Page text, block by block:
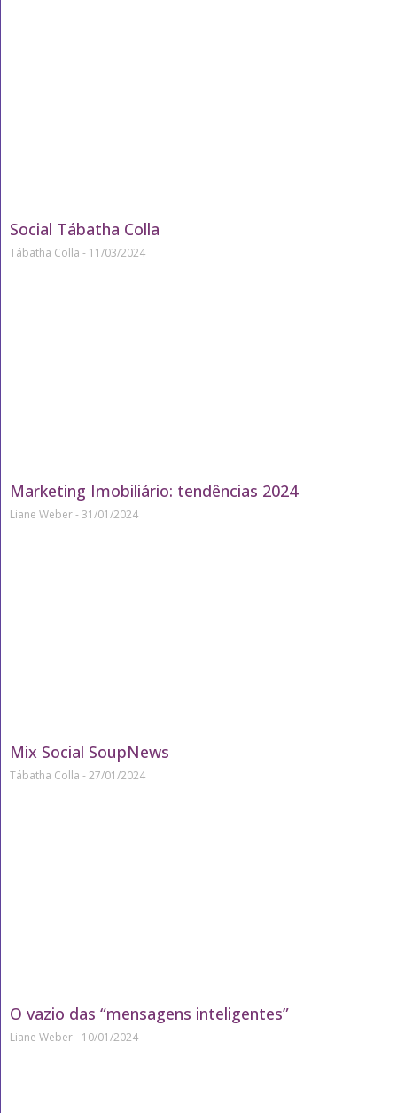
Social Tábatha Colla
Tábatha Colla 11/03/2024
Marketing Imobiliário: tendências 2024
Liane Weber 31/01/2024
Mix Social SoupNews
Tábatha Colla 27/01/2024
O vazio das “mensagens inteligentes”
Liane Weber 10/01/2024